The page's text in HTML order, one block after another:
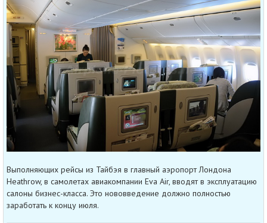
Выполняющих рейсы из Тайбэя в главный аэропорт Лондона
Heathrow, в самолетах авиакомпании Eva Air, вводят в эксплуатацию
салоны бизнес-класса. Это нововведение должно полностью
заработать к концу июля.